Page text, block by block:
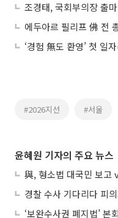
조경태, 국회부의장 출
‘경험 無도 환영’ 첫 일
#2026지선 #서울
윤혜원 기자의 주요 뉴스